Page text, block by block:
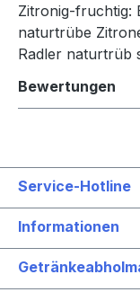
Zitronig-fruchtig:
naturtrübe
Radler naturtrüb
Bewertungen
Service-Hotline
Informationen